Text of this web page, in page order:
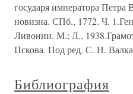
государя императора Петра
новизна. СПб., 1772. Ч.
Ливонии. М.; Л.,
Пскова. Под ред. С. Н.
Библиография